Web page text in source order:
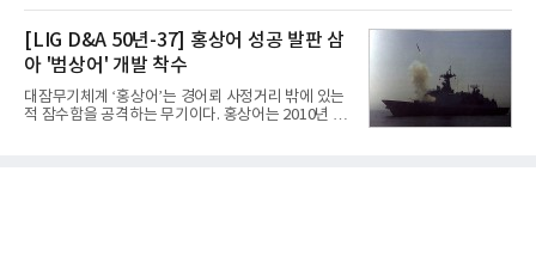
동기 대
라 투자에 나서는 것과 달리, 카카오는 ‘카카오톡’이
라는 플랫폼 경쟁력을 활용한 AI 에이전트 서비스에
집중하는 전략이다. 과거 무리한 사업 확장 과정에서
겪었던 시행착오를 되풀이하지 않고 핵심 역량에 집
중하겠다는 취지로 풀이된다.7일 업계에 따르면 카카
오는 올해 2분기 연결 기준 매출 2조985억원, 영업이
익 2770억원을 기록했다. 전년 동기 대비 매출과 영업
[LIG D&A 50년-37] 홍상어 성공 발판 삼
아 '범상어' 개발 착수
대잠무기체계 ‘홍상어’는 경어뢰 사정거리 밖에 있는
적 잠수함을 공격하는 무기이다. 홍상어는 2010년 넥